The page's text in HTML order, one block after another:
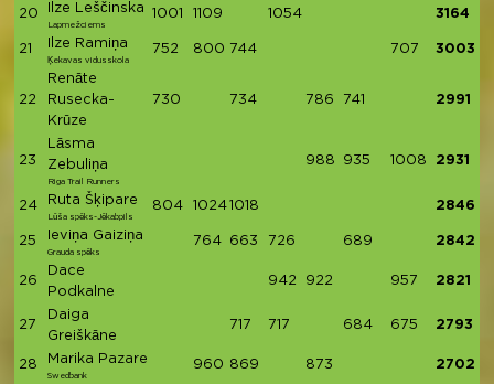
20 Ilze Leščinska
Lapmežciems
1001 1109 1054 3164
21 Ilze Ramiņa
Ķekavas vidusskola
752 800 744 707 3003
22
Renāte
Rusecka-
Krūze
730 734 786 741 2991
23
Lāsma
Zebuliņa
Riga Trail Runners
988 935 1008 2931
24 Ruta Šķipare
Lūša spēks-Jēkabpils
804 10241018 2846
25 Ieviņa Gaiziņa
Grauda spēks
764 663 726 689 2842
26
Dace
Podkalne
942 922 957 2821
27
Daiga
Greiškāne
717 717 684 675 2793
28 Marika Pazare
Swedbank
960 869 873 2702